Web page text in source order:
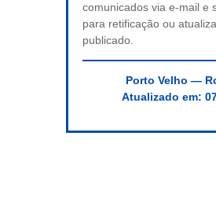
comunicados via e-mail e
para retificação ou
publicado.
Porto Velho —
Atualizado em: